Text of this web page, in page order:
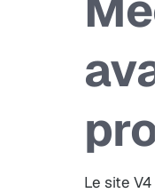
Le site V4